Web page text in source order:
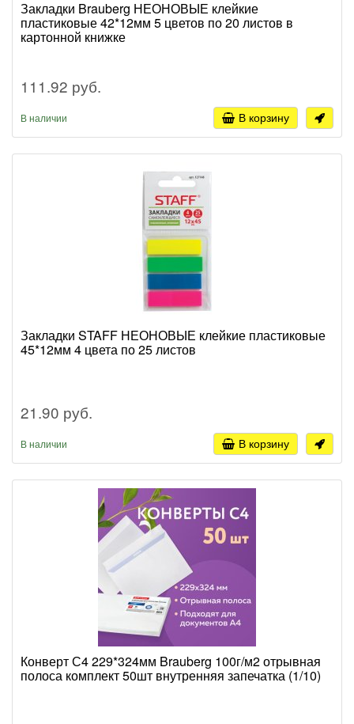
Закладки Brauberg НЕОНОВЫЕ клейкие
пластиковые 42*12мм 5 цветов по 20 листов в
картонной книжке
111.92 руб.
В наличии В корзину
Закладки STAFF НЕОНОВЫЕ клейкие пластиковые
45*12мм 4 цвета по 25 листов
21.90 руб.
В наличии В корзину
Конверт С4 229*324мм Brauberg 100г/м2 отрывная
полоса комплект 50шт внутренняя запечатка (1/10)